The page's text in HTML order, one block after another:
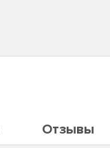
Отзывы